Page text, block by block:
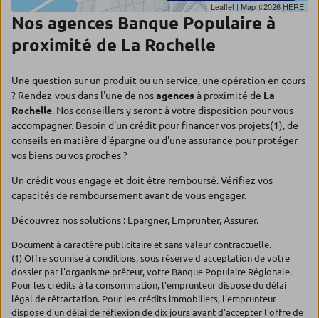
Leaflet | Map ©2026 HERE
Nos agences Banque Populaire à
proximité de La Rochelle
Une question sur un produit ou un service, une opération en cours
? Rendez-vous dans l'une de nosagencesà proximité de La
Rochelle. Nos conseillers y seront à votre disposition pour vous
accompagner. Besoin d'un crédit pour financer vos projets(1), de
conseils en matière d'épargne ou d'une assurance pour protéger
vos biens ou vos proches ?
Un crédit vous engage et doit être remboursé. Vérifiez vos
capacités de remboursement avant de vous engager.
Découvrez nos solutions : Epargner, Emprunter,Assurer.
Document à caractère publicitaire et sans valeur contractuelle.
(1) Offre soumise à conditions, sous réserve d'acceptation de votre
dossier par l'organisme prêteur, votre Banque Populaire Régionale.
Pour les crédits à la consommation, l'emprunteur dispose du délai
légal de rétractation. Pour les crédits immobiliers, l'emprunteur
dispose d'un délai de réflexion de dix jours avant d'accepter l'offre de